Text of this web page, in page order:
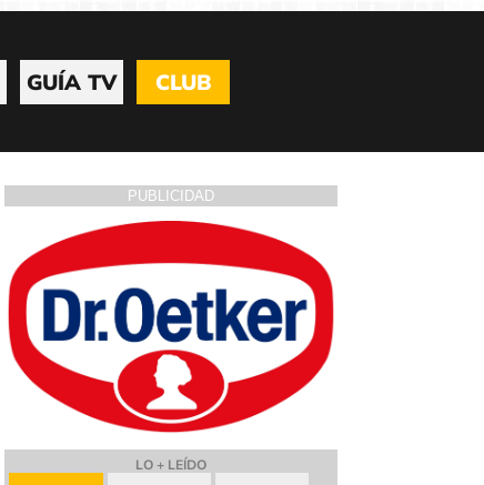
GUÍA TV CLUB
PUBLICIDAD
LO + LEÍDO